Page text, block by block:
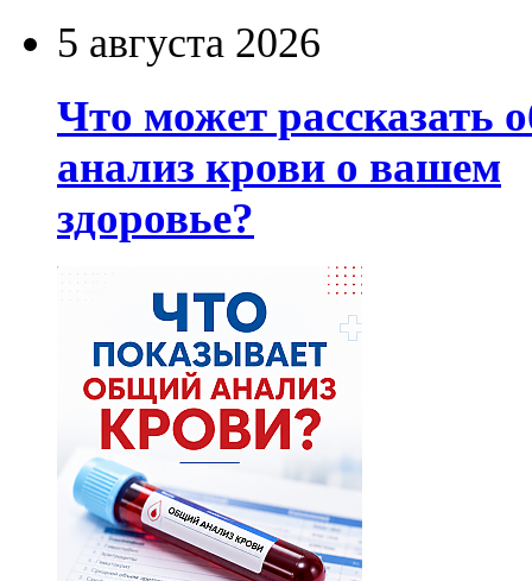
5 августа 2026
Что может рассказать
анализ крови о вашем
здоровье?